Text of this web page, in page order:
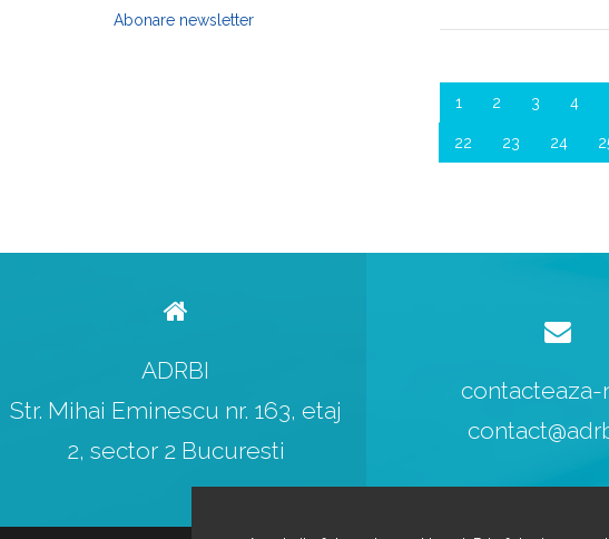
1 2 3 4
22 23 24
Abonare newsletter
ADRBI
Str. Mihai Eminescu nr. 163, etaj
2, sector 2 Bucuresti
contacteaza-